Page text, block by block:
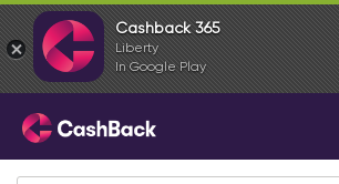
Cashback 365
Liberty
In Google Play